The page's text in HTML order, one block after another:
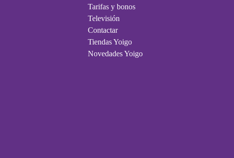
Tarifas y bonos
Televisión
Contactar
Tiendas Yoigo
Novedades Yoigo